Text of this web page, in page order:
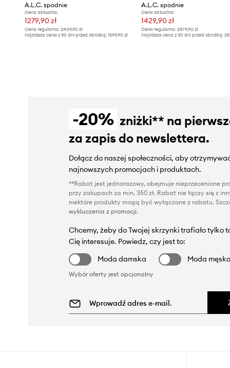
A.L.C. spodnie
Cena aktualna:
1279,90 zł
Cena regularna: 2409,90 zł
Najniższa cena z 30 dni przed obniżką: 1599,90 zł
A.L.C. spodnie
Cena aktualna:
1429,90 zł
Cena regularna:2879,90 zł
Najniższa cena z 30 dni przed obniżką:
-20% zniżki** na
za zapis do newslettera.
Dołącz do naszej społeczności, aby
najnowszych promocjach i produktach.
**Rabat jest jednorazowy, obejmuje nieprzecenione
przy zakupach za min. 350 zł. Rabat nie łączy się z
niektóre produkty mogą być wyłączone z rabatu.
wykluczenia z promocji.
Chcemy, żeby do Twojej skrzynki trafiało tylko
Cię interesuje. Powiedz, czy jest to:
Moda damska
Moda męska
Wybór oferty jest opcjonalny